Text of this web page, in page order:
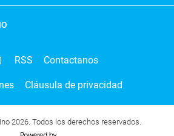
RSS Contactanos
Cláusula de privacidad
2026. Todos los derechos reservados.